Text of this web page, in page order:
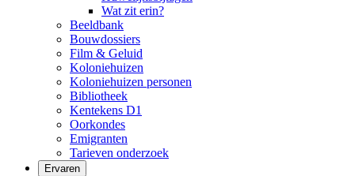
Wat zit erin?
Beeldbank
Bouwdossiers
Film & Geluid
Koloniehuizen
Koloniehuizen personen
Bibliotheek
Kentekens D1
Oorkondes
Emigranten
Tarieven onderzoek
Ervaren